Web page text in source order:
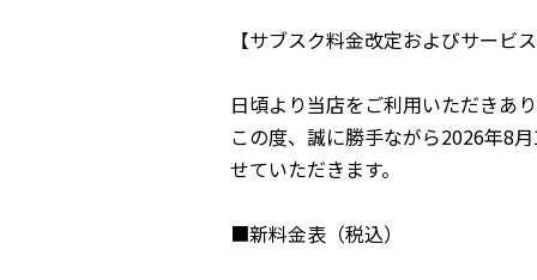
【サブスク料金改定およびサービ
日頃より当店をご利用いただきあ
この度、誠に勝手ながら2026年8
せていただき ます。
■新料金表（税込）